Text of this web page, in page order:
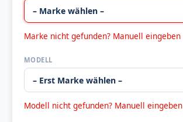
Marke nicht gefunden? Manuell eingeben
MODELL
Modell nicht gefunden? Manuell eingeben